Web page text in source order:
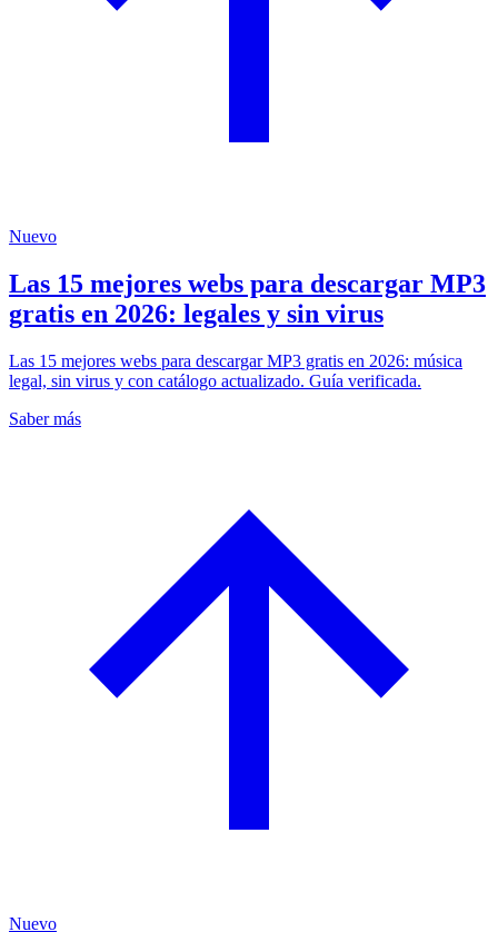
Nuevo
Las 15 mejores webs para descargar MP3
gratis en 2026: legales y sin virus
Las 15 mejores webs para descargar MP3 gratis en 2026: música
legal, sin virus y con catálogo actualizado. Guía verificada.
Saber más
Nuevo